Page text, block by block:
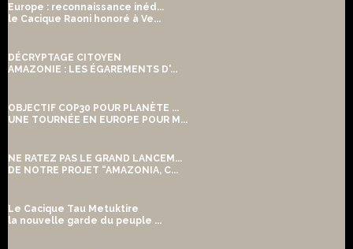
Europe : reconnaissance inéd...
le Cacique Raoni honoré à Ve...
DÉCRYPTAGE CITOYEN
AMAZONIE : LES ÉGAREMENTS D'...
OBJECTIF COP30 POUR PLANÈTE ...
UNE TOURNÉE EN EUROPE POUR M...
NE RATEZ PAS LE GRAND LANCEM...
DE NOTRE PROJET “AMAZONIA, C...
Le Cacique Tau Metuktire
la nouvelle garde du peuple ...